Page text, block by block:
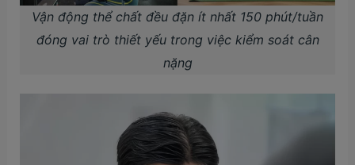
Vận động thể chất đều đặn ít nhất 150 phút/tuần
đóng vai trò thiết yếu trong việc kiểm soát cân
nặng